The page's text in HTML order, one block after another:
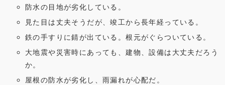
防水の目地が劣化している。
見た目は丈夫そうだが、竣工から長年経っている。
鉄の手すりに錆が出ている。根元がぐらついている。
大地震や災害時にあっても、建物、設備は大丈夫だろう
か。
屋根の防水が劣化し、雨漏れが心配だ。